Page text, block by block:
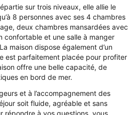
sur trois niveaux, elle allie le
8 personnes avec ses 4 chambres
deux chambres mansardées avec
confortable et une salle à manger
maison dispose également d’un
est parfaitement placée pour profiter
offre une belle capacité, de
en bord de mer.
et à l’accompagnement des
soit fluide, agréable et sans
répondre à vos questions, vous